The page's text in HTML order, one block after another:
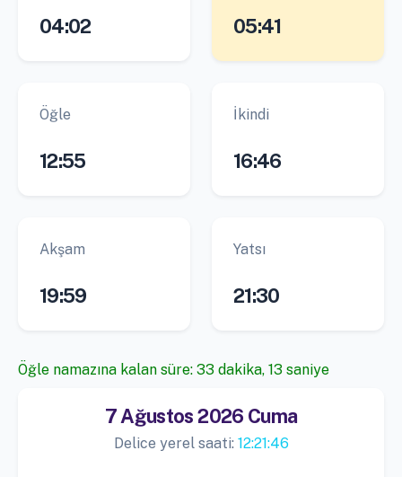
04:02 05:41
Öğle
12:55
İkindi
16:46
Akşam
19:59
Yatsı
21:30
Öğle namazına kalan süre: 33 dakika, 12 saniye
7 Ağustos 2026 Cuma
Delice yerel saati: 12:21:47